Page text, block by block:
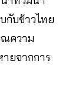
กับข้าวไทย
ณความ
ยจากการ